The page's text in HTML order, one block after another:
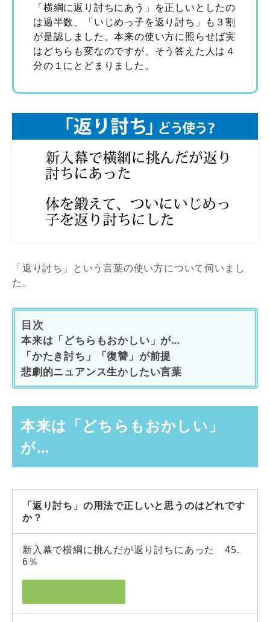
「横綱に返り討ちにあう」を正しいとしたの
は過半数、「いじめっ子を返り討ち」も３割
が是認しました。本来の使い方に照らせば実
はどちらも変なのですが、そう答えた人は４
分の１にとどまりました。
「返り討ち」という言葉の使い方について伺いまし
た。
目次
本来は「どちらもおかしい」が…
「かたき討ち」「復讐」が前提
悲劇的ニュアンス生かしたい言葉
本来は「どちらもおかしい」
が…
「返り討ち」の用法で正しいと思うのはどれです
か？
新入幕で横綱に挑んだが返り討ちにあった 45.
6％